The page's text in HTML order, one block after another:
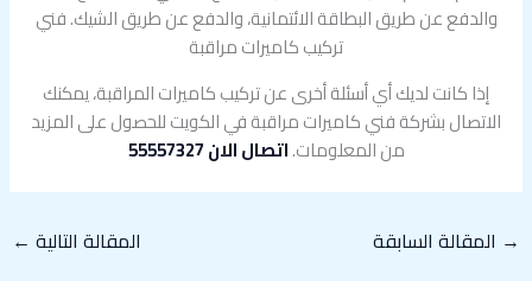
والدفع عن طريق البطاقة الائتمانية، والدفع عن طريق الشيك. فني
تركيب كاميرات مراقبة
إذا كانت لديك أي أسئلة أخرى عن تركيب كاميرات المراقبة، يمكنك
الاتصال بشركة فني كاميرات مراقبة في الكويت للحصول على المزيد
من المعلومات.اتصال الان 55557327
→ المقالة السابقة المقالة التالية ←